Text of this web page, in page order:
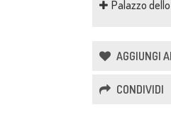
Palazzo
AGGIUNGI
CONDIVIDI